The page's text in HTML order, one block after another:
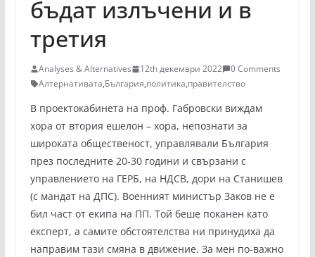
бъдат излъчени и в
третия
Analyses & Alternatives 12th декември 2022
0 Comments
Алтернативата,България,политика,правителство
В проектокабинета на проф. Габровски виждам
хора от втория ешелон – хора, непознати за
широката общественост, управлявали България
през последните 20-30 години и свързани с
управлението на ГЕРБ, на НДСВ, дори на Станишев
(с мандат на ДПС). Военният министър Заков не е
бил част от екипа на ПП. Той беше поканен като
експерт, а самите обстоятелства ни принудиха да
направим тази смяна в движение. За мен по-важно